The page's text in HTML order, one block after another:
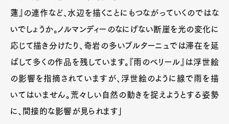
蓮』の連作など、水辺を描くことにもつながっていくのではな
いでしょうか。ノルマンディーのなにげない断崖を光の変化に
応じて描き分けたり、奇岩の多いブルターニュでは滞在を延
ばして多くの作品を残しています。『雨のベリール』は浮世絵
の影響を指摘されていますが、浮世絵のように線で雨を描
いてはいません。荒々しい自然の動きを捉えようとする姿勢
に、間接的な影響が見られます」